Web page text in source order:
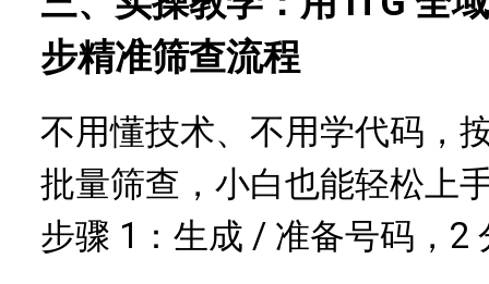
步精准筛查流程
不用懂技术、不用学代码，
批量筛查，小白也能轻松上
步骤 1：生成 / 准备号码，2